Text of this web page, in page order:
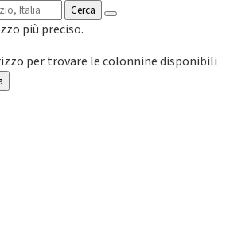
Cerca
più preciso.
per trovare le colonnine disponibili